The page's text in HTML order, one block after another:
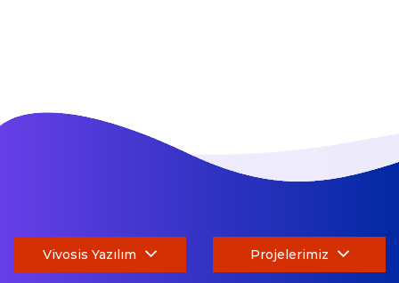
Vivosis Yazılım Projelerimiz